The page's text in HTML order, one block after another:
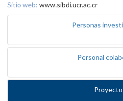
Sitio web: www.sibdi.ucr.ac.cr
Personas
Personal